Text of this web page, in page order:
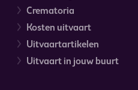
Crematoria
Kosten uitvaart
Uitvaartartikelen
Uitvaart in jouw buurt